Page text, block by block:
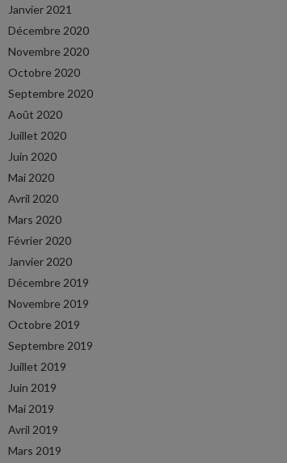
Janvier 2021
Décembre 2020
Novembre 2020
Octobre 2020
Septembre 2020
Août 2020
Juillet 2020
Juin 2020
Mai 2020
Avril 2020
Mars 2020
Février 2020
Janvier 2020
Décembre 2019
Novembre 2019
Octobre 2019
Septembre 2019
Juillet 2019
Juin 2019
Mai 2019
Avril 2019
Mars 2019